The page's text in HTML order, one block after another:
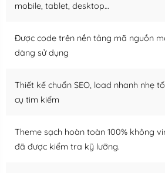
mobile, tablet, desktop…
Được code trên nền tảng mã nguồn
dàng sử dụng
Thiết kế chuẩn SEO, load nhanh nhẹ
cụ tìm kiếm
Theme sạch hoàn toàn 100% không
đã được kiểm tra kỹ lưỡng.